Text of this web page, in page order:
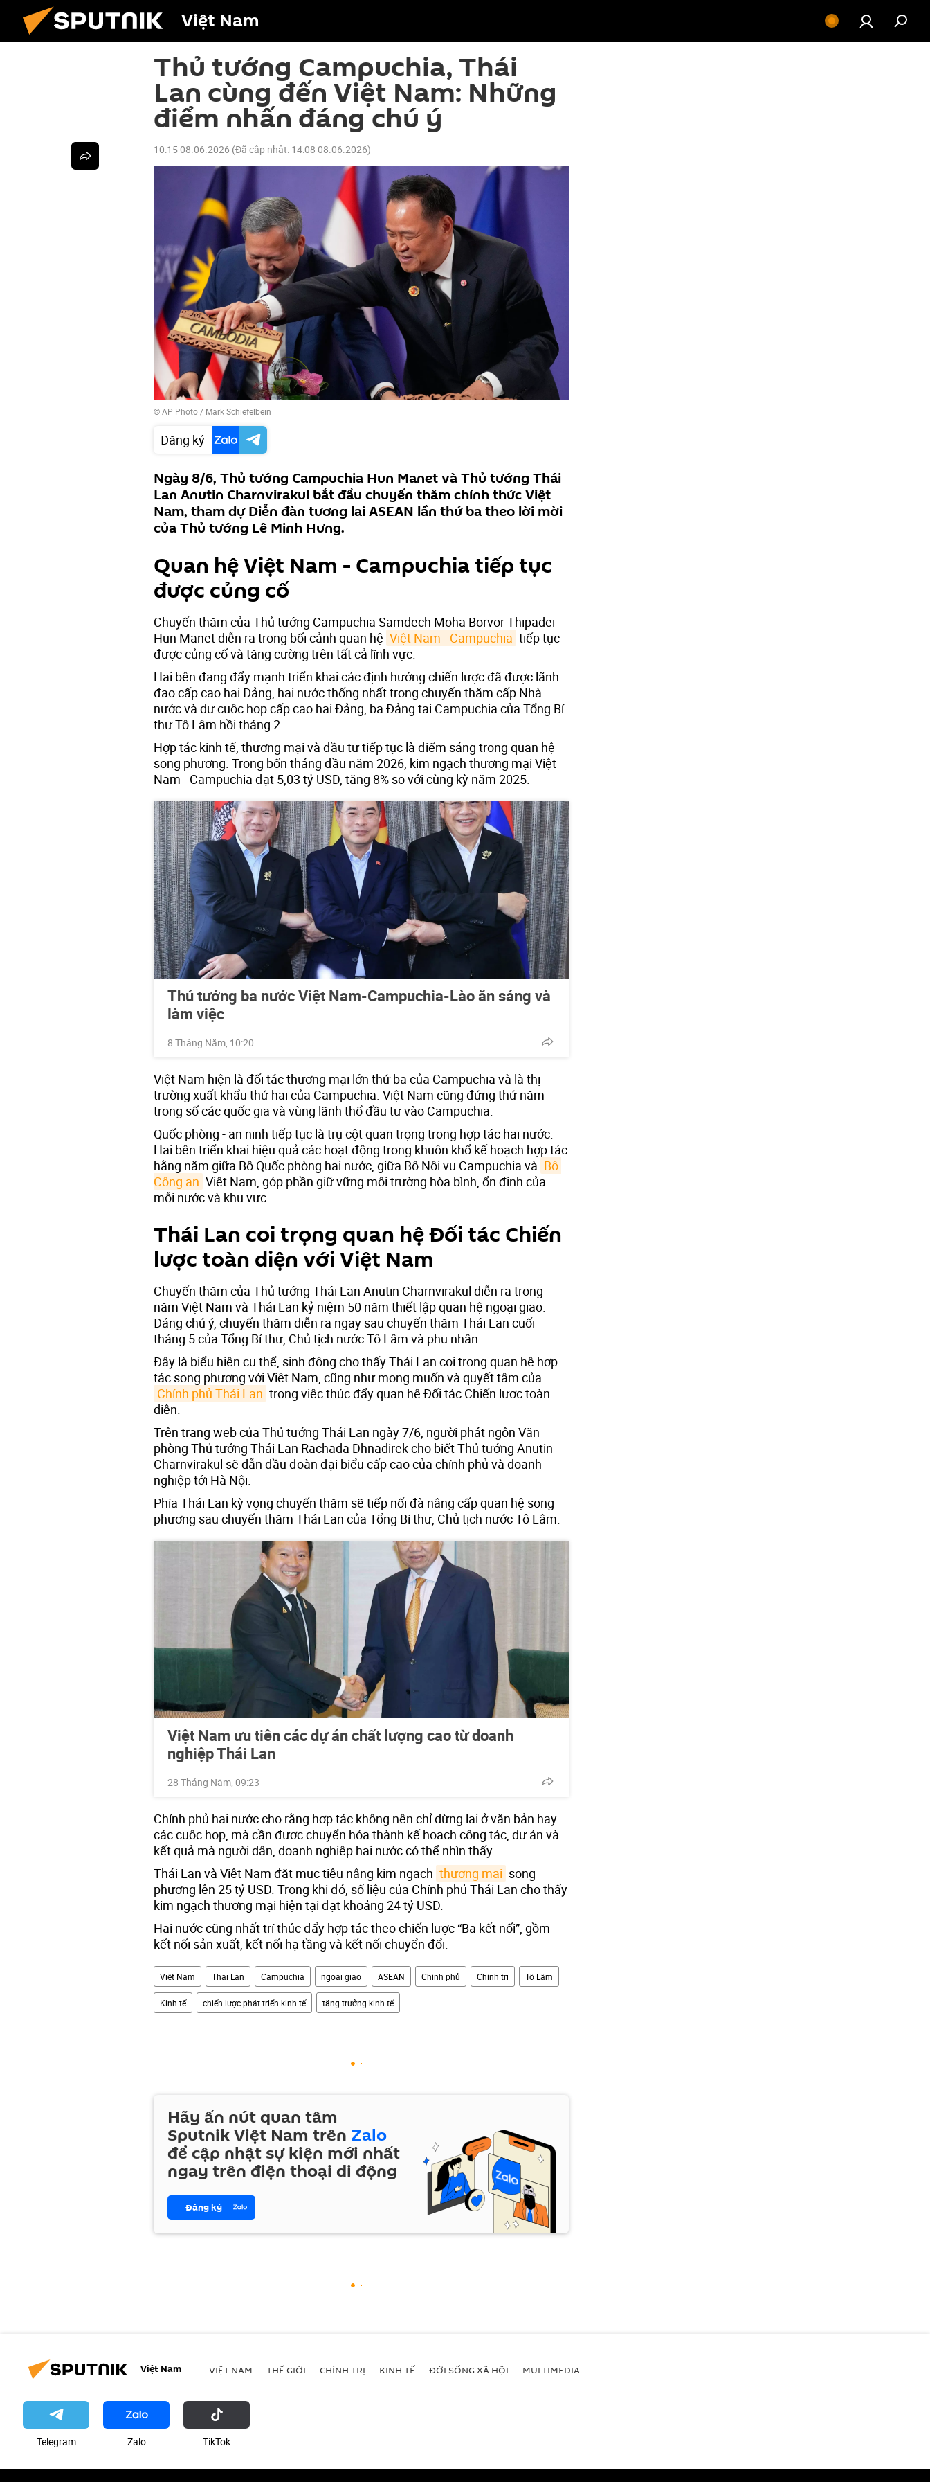
Việt Nam
Thủ tướng Campuchia, Thái
Lan cùng đến Việt Nam: Những
điểm nhấn đáng chú ý
10:15 08.06.2026 (Đã cập nhật: 14:08 08.06.2026)
© AP Photo / Mark Schiefelbein
Đăng ký
Ngày 8/6, Thủ tướng Campuchia Hun Manet và Thủ tướng Thái
Lan Anutin Charnvirakul bắt đầu chuyến thăm chính thức Việt
Nam, tham dự Diễn đàn tương lai ASEAN lần thứ ba theo lời mời
của Thủ tướng Lê Minh Hưng.
Quan hệ Việt Nam - Campuchia tiếp tục
được củng cố
Chuyến thăm của Thủ tướng Campuchia Samdech Moha Borvor Thipadei
Hun Manet diễn ra trong bối cảnh quan hệ Việt Nam - Campuchia tiếp tục
được củng cố và tăng cường trên tất cả lĩnh vực.
Hai bên đang đẩy mạnh triển khai các định hướng chiến lược đã được lãnh
đạo cấp cao hai Đảng, hai nước thống nhất trong chuyến thăm cấp Nhà
nước và dự cuộc họp cấp cao hai Đảng, ba Đảng tại Campuchia của Tổng Bí
thư Tô Lâm hồi tháng 2.
Hợp tác kinh tế, thương mại và đầu tư tiếp tục là điểm sáng trong quan hệ
song phương. Trong bốn tháng đầu năm 2026, kim ngạch thương mại Việt
Nam - Campuchia đạt 5,03 tỷ USD, tăng 8% so với cùng kỳ năm 2025.
Thủ tướng ba nước Việt Nam-Campuchia-Lào ăn sáng và
làm việc
8 Tháng Năm, 10:20
Việt Nam hiện là đối tác thương mại lớn thứ ba của Campuchia và là thị
trường xuất khẩu thứ hai của Campuchia. Việt Nam cũng đứng thứ năm
trong số các quốc gia và vùng lãnh thổ đầu tư vào Campuchia.
Quốc phòng - an ninh tiếp tục là trụ cột quan trọng trong hợp tác hai nước.
Hai bên triển khai hiệu quả các hoạt động trong khuôn khổ kế hoạch hợp tác
hằng năm giữa Bộ Quốc phòng hai nước, giữa Bộ Nội vụ Campuchia và Bộ
Công an Việt Nam, góp phần giữ vững môi trường hòa bình, ổn định của
mỗi nước và khu vực.
Thái Lan coi trọng quan hệ Đối tác Chiến
lược toàn diện với Việt Nam
Chuyến thăm của Thủ tướng Thái Lan Anutin Charnvirakul diễn ra trong
năm Việt Nam và Thái Lan kỷ niệm 50 năm thiết lập quan hệ ngoại giao.
Đáng chú ý, chuyến thăm diễn ra ngay sau chuyến thăm Thái Lan cuối
tháng 5 của Tổng Bí thư, Chủ tịch nước Tô Lâm và phu nhân.
Đây là biểu hiện cụ thể, sinh động cho thấy Thái Lan coi trọng quan hệ hợp
tác song phương với Việt Nam, cũng như mong muốn và quyết tâm của
Chính phủ Thái Lan trong việc thúc đẩy quan hệ Đối tác Chiến lược toàn
diện.
Trên trang web của Thủ tướng Thái Lan ngày 7/6, người phát ngôn Văn
phòng Thủ tướng Thái Lan Rachada Dhnadirek cho biết Thủ tướng Anutin
Charnvirakul sẽ dẫn đầu đoàn đại biểu cấp cao của chính phủ và doanh
nghiệp tới Hà Nội.
Phía Thái Lan kỳ vọng chuyến thăm sẽ tiếp nối đà nâng cấp quan hệ song
phương sau chuyến thăm Thái Lan của Tổng Bí thư, Chủ tịch nước Tô Lâm.
Việt Nam ưu tiên các dự án chất lượng cao từ doanh
nghiệp Thái Lan
28 Tháng Năm, 09:23
Chính phủ hai nước cho rằng hợp tác không nên chỉ dừng lại ở văn bản hay
các cuộc họp, mà cần được chuyển hóa thành kế hoạch công tác, dự án và
kết quả mà người dân, doanh nghiệp hai nước có thể nhìn thấy.
Thái Lan và Việt Nam đặt mục tiêu nâng kim ngạch thương mại song
phương lên 25 tỷ USD. Trong khi đó, số liệu của Chính phủ Thái Lan cho thấy
kim ngạch thương mại hiện tại đạt khoảng 24 tỷ USD.
Hai nước cũng nhất trí thúc đẩy hợp tác theo chiến lược “Ba kết nối”, gồm
kết nối sản xuất, kết nối hạ tầng và kết nối chuyển đổi.
Việt Nam Thái Lan Campuchia ngoại giao ASEAN Chính phủ Chính trị Tô Lâm
Kinh tế chiến lược phát triển kinh tế tăng trưởng kinh tế
Hãy ấn nút quan tâm
Sputnik Việt Nam trên Zalo
để cập nhật sự kiện mới nhất
ngay trên điện thoại di động
Đăng ký
Việt Nam VIỆT NAM THẾ GIỚI CHÍNH TRỊ KINH TẾ ĐỜI SỐNG XÃ HỘI MULTIMEDIA
Telegram Zalo ТikТоk